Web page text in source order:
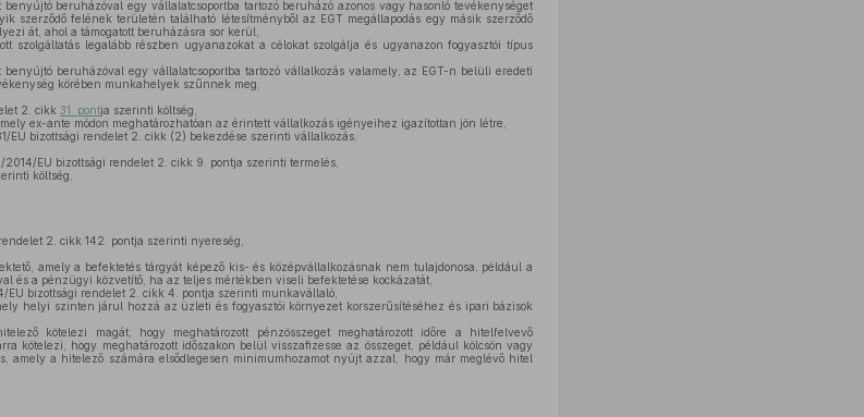
beruházóval egy vállalatcsoportba tartozó beruházó azonos vagy hasonló tevékenységet
szerződő felének területén található létesítményből az EGT megállapodás egy másik szerződő
át, ahol a támogatott beruházásra sor kerül,
szolgáltatás legalább részben ugyanazokat a célokat szolgálja és ugyanazon fogyasztói típus
beruházóval egy vállalatcsoportba tartozó vállalkozás valamely, az EGT-n belüli eredeti
körében munkahelyek szűnnek meg,
2. cikk 31. pontja szerinti költség,
ex-ante módon meghatározhatóan az érintett vállalkozás igényeihez igazítottan jön létre,
EU bizottsági rendelet 2. cikk (2) bekezdése szerinti vállalkozás,
2014/EU bizottsági rendelet 2. cikk 9. pontja szerinti termelés,
költség,
2. cikk 142. pontja szerinti nyereség,
amely a befektetés tárgyát képező kis- és középvállalkozásnak nem tulajdonosa, például a
és a pénzügyi közvetítő, ha az teljes mértékben viseli befektetése kockázatát,
EU bizottsági rendelet 2. cikk 4. pontja szerinti munkavállaló,
helyi szinten járul hozzá az üzleti és fogyasztói környezet korszerűsítéséhez és ipari bázisok
kötelezi magát, hogy meghatározott pénzösszeget meghatározott időre a hitelfelvevő
kötelezi, hogy meghatározott időszakon belül visszafizesse az összeget, például kölcsön vagy
amely a hitelező számára elsődlegesen minimumhozamot nyújt azzal, hogy már meglévő hitel